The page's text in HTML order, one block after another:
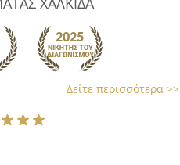
Δείτε περισσότερα >>